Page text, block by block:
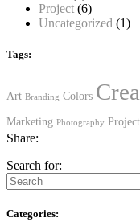
Project (6)
Uncategorized (1)
Tags:
Art Branding Colors
Marketing Photography Project
Share:
Search for:
Categories: